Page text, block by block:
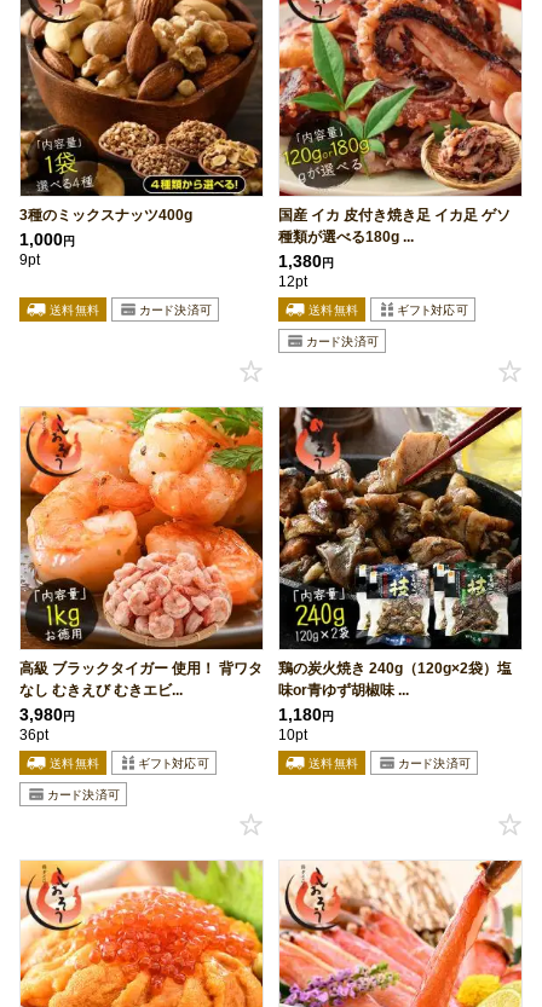
3種のミックスナッツ400g
1,000円
9pt
国産 イカ 皮付き焼き足 イカ足 ゲソ
種類が選べる180g ...
1,380円
12pt
高級 ブラックタイガー 使用！ 背ワタ
なし むきえび むきエビ...
3,980円
36pt
鶏の炭火焼き 240g（120g×2袋）塩
味or青ゆず胡椒味 ...
1,180円
10pt